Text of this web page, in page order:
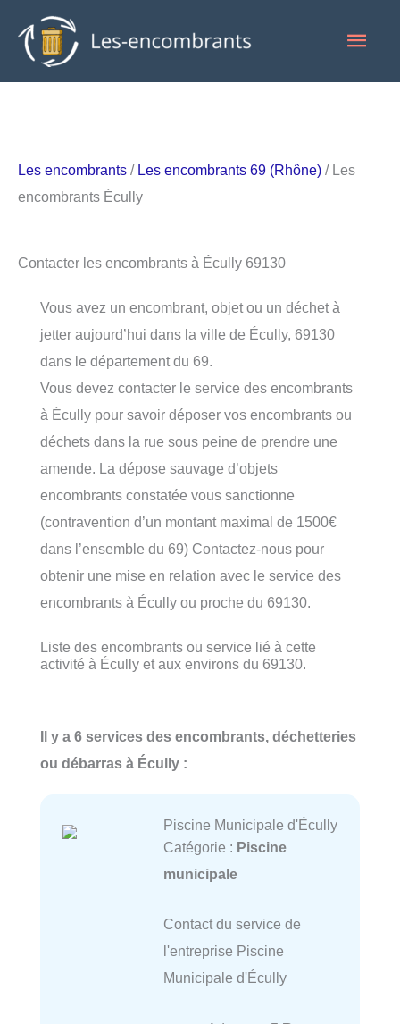
contenu
Les encombrants / Les encombrants 69 (Rhône) / Les
encombrants Écully
Contacter les encombrants à Écully 69130
Vous avez un encombrant, objet ou un déchet à
jetter aujourd’hui dans la ville de Écully, 69130
dans le département du 69.
Vous devez contacter le service des encombrants
à Écully pour savoir déposer vos encombrants ou
déchets dans la rue sous peine de prendre une
amende. La dépose sauvage d’objets
encombrants constatée vous sanctionne
(contravention d’un montant maximal de 1500€
dans l’ensemble du 69) Contactez-nous pour
obtenir une mise en relation avec le service des
encombrants à Écully ou proche du 69130.
Liste des encombrants ou service lié à cette
activité à Écully et aux environs du 69130.
Il y a 6 services des encombrants, déchetteries
ou débarras à Écully :
Piscine Municipale d'Écully
Catégorie : Piscine
municipale
Contact du service de
l'entreprise Piscine
Municipale d'Écully